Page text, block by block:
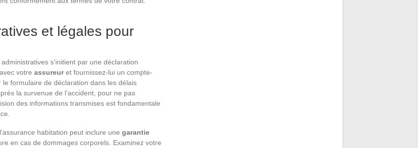
et légales pour
administratives s’initient par une déclaration
votre assureuret fournissez-lui un compte-
le formulaire de déclaration dans les délais
la survenue de l’accident, pour ne pas
des informations transmises est fondamentale
, l’assurance habitation peut inclure une garantie
en cas de dommages corporels. Examinez votre